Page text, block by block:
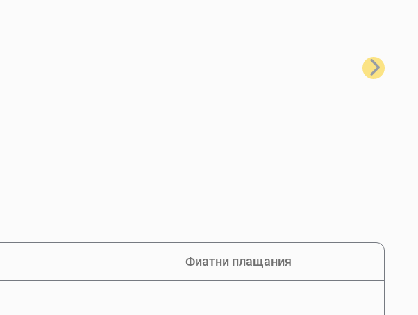
Следващ
Фиатни плащания